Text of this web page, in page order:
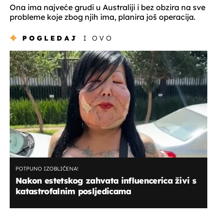
Ona ima najveće grudi u Australiji i bez obzira na sve
probleme koje zbog njih ima, planira još operacija.
POGLEDAJ I OVO
POTPUNO IZOBLIČENA!
Nakon estetskog zahvata influencerica živi s
katastrofalnim posljedicama